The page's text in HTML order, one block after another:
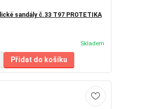
sandály č.33 T97 PROTETIKA
Skladem
Přidat do košíku